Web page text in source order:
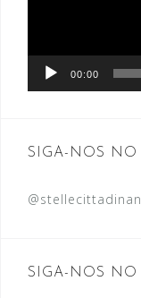
00:00
SIGA-NOS NO
SIGA-NOS NO